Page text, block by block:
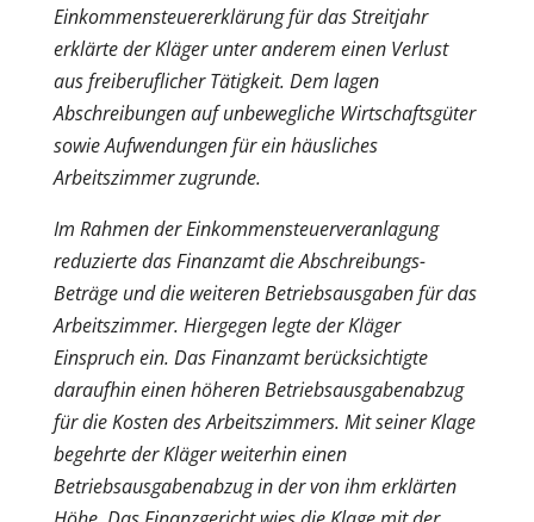
Einkommensteuererklärung für das Streitjahr
erklärte der Kläger unter anderem einen Verlust
aus freiberuflicher Tätigkeit. Dem lagen
Abschreibungen auf unbewegliche Wirtschaftsgüter
sowie Aufwendungen für ein häusliches
Arbeitszimmer zugrunde.
Im Rahmen der Einkommensteuerveranlagung
reduzierte das Finanzamt die Abschreibungs-
Beträge und die weiteren Betriebsausgaben für das
Arbeitszimmer. Hiergegen legte der Kläger
Einspruch ein. Das Finanzamt berücksichtigte
daraufhin einen höheren Betriebsausgabenabzug
für die Kosten des Arbeitszimmers. Mit seiner Klage
begehrte der Kläger weiterhin einen
Betriebsausgabenabzug in der von ihm erklärten